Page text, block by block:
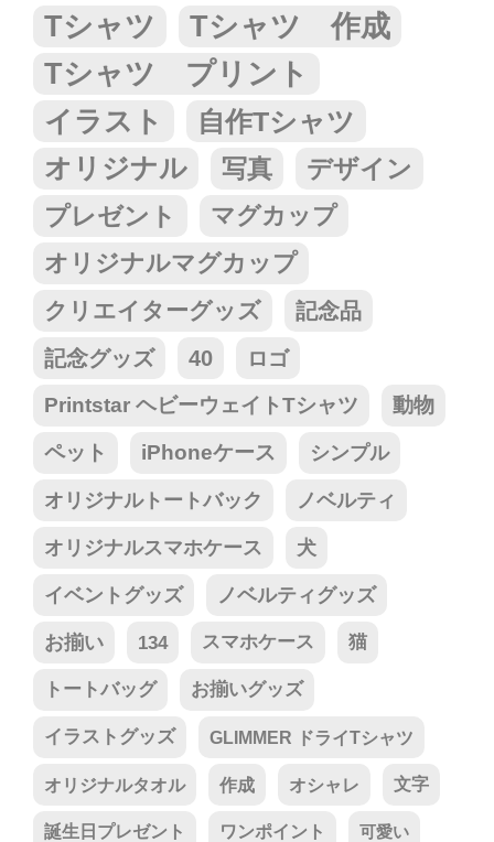
Tシャツ
Tシャツ 作成
Tシャツ プリント
イラスト 自作Tシャツ
オリジナル 写真
デザイン
プレゼント
マグカップ
オリジナルマグカップ
クリエイターグッズ
記念品
記念グッズ
40 ロゴ
Printstar ヘビーウェイトTシャツ 動物
ペット iPhoneケース シンプル
オリジナルトートバック ノベルティ
オリジナルスマホケース 犬
イベントグッズ ノベルティグッズ
お揃い 134 スマホケース 猫
トートバッグ お揃いグッズ
イラストグッズ GLIMMER ドライTシャツ
オリジナルタオル 作成 オシャレ 文字
誕生日プレゼント ワンポイント 可愛い